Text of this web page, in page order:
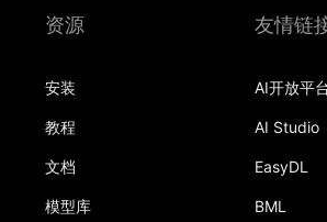
资源
安装
教程
文档
模型库
友情链
AI开放平
AI Studio
EasyDL
BML